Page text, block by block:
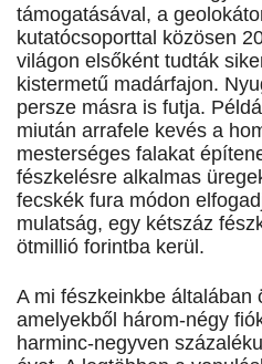
támogatásával, a
kutatócsoporttal közösen
világon elsőként tudták
kistermetű madárfajon.
persze másra is futja.
miután arrafele kevés a
mesterséges falakat
fészkelésre alkalmas
fecskék fura módon
mulatság, egy kétszáz
ötmillió forintba kerül.
A mi fészkeinkbe általában
amelyekből három-négy
harminc-negyven